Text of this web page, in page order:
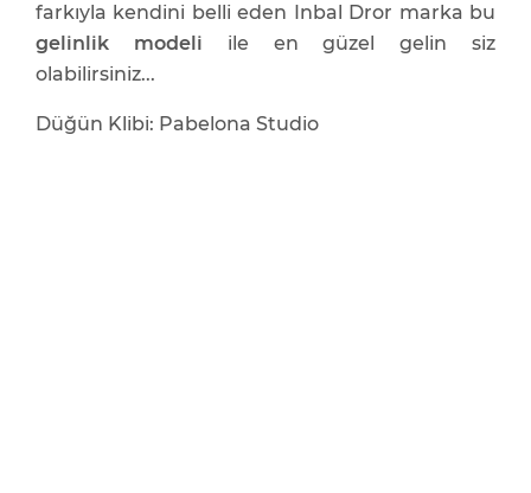
farkıyla kendini belli eden Inbal Dror marka bu
gelinlik modeli ile en güzel gelin siz
olabilirsiniz...
Düğün Klibi: Pabelona Studio